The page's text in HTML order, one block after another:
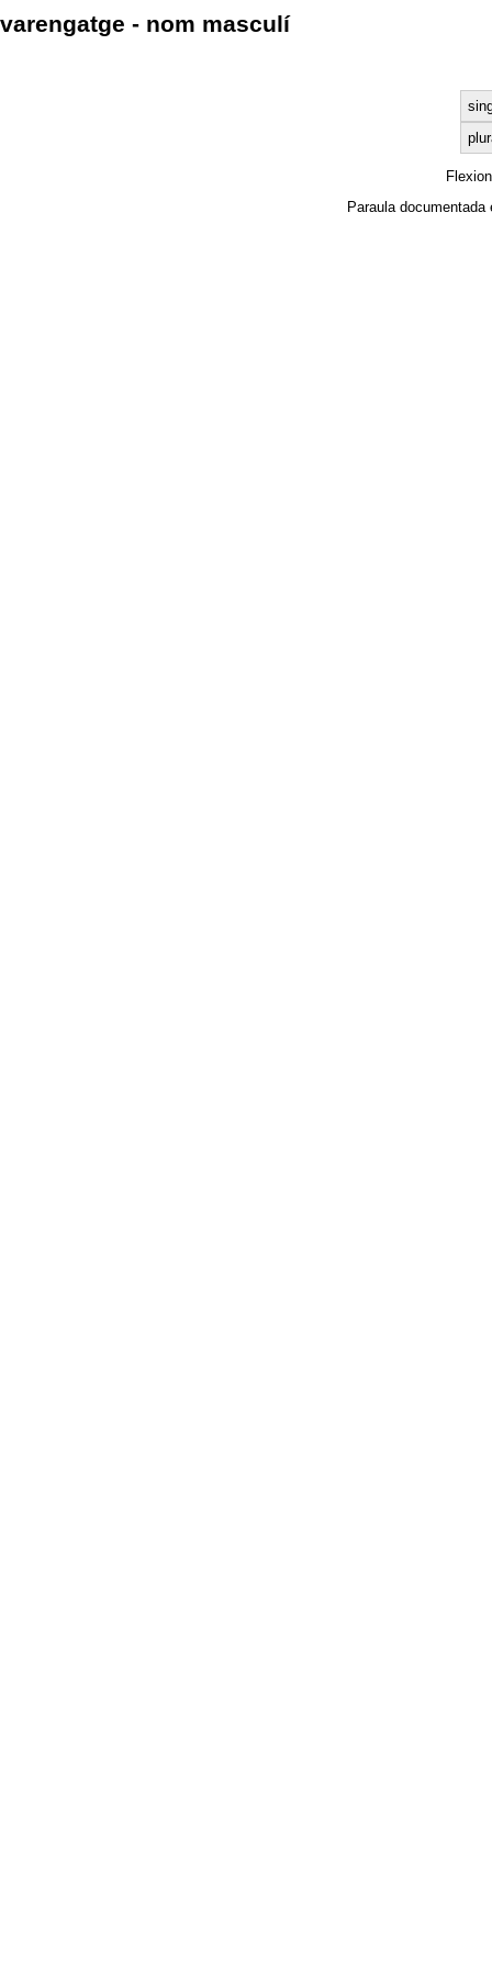
varengatge - nom masculí
Paraula